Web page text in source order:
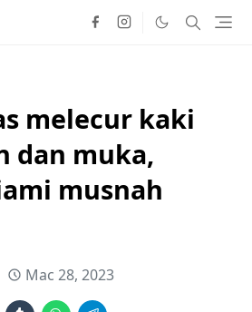
melecur kaki
dan muka,
musnah
Mac 28, 2023